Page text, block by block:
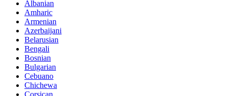
Albanian
Amharic
Armenian
Azerbaijani
Belarusian
Bengali
Bosnian
Bulgarian
Cebuano
Chichewa